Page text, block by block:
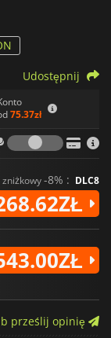
75.37zł
Udostępnij
Opłaty
zniżkowy-8% : DLC8
prześlij opinię